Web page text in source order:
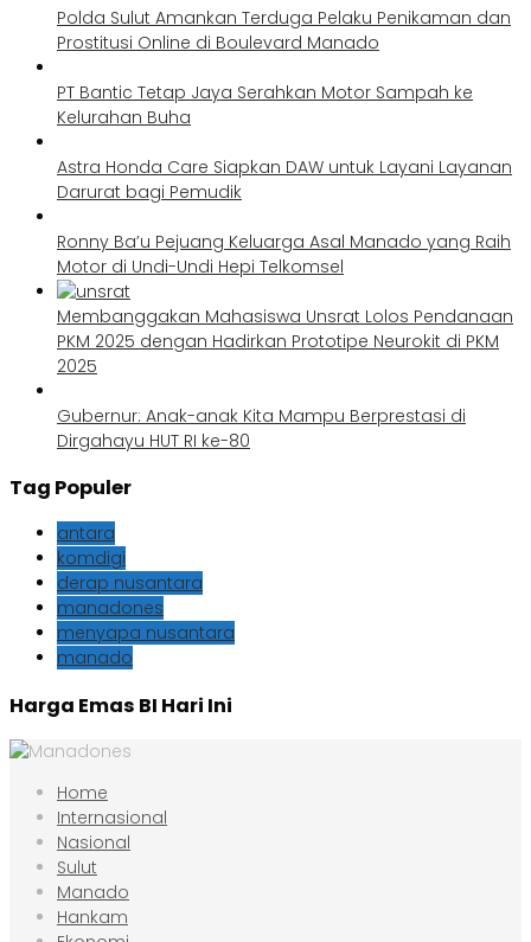
Polda Sulut Amankan Terduga Pelaku Penikaman dan
Prostitusi Online di Boulevard Manado
PT Bantic Tetap Jaya Serahkan Motor Sampah ke
Kelurahan Buha
Astra Honda Care Siapkan DAW untuk Layani Layanan
Darurat bagi Pemudik
Ronny Ba’u Pejuang Keluarga Asal Manado yang Raih
Motor di Undi-Undi Hepi Telkomsel
Membanggakan Mahasiswa Unsrat Lolos Pendanaan
PKM 2025 dengan Hadirkan Prototipe Neurokit di PKM
2025
Gubernur: Anak-anak Kita Mampu Berprestasi di
Dirgahayu HUT RI ke-80
Tag Populer
antara
komdigi
derap nusantara
manadones
menyapa nusantara
manado
Harga Emas BI Hari Ini
Home
Internasional
Nasional
Sulut
Manado
Hankam